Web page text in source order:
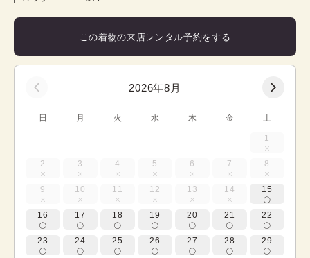
この着物の来店レンタル予約をする
2026年8月
日 月 火 水 木 金 土
1
2 3 4 5 6 7 8
9 10 11 12 13 14 15
16 17 18 19 20 21 22
23 24 25 26 27 28 29